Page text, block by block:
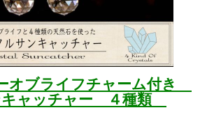
オブライフチャーム付き
キャッチャー ４種類